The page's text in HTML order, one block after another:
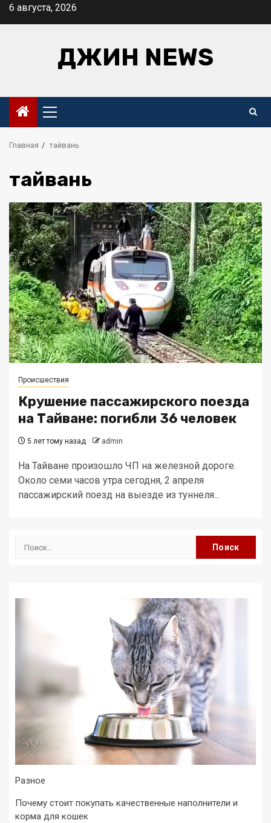
Перейти
6 августа, 2026
ДЖИН NEWS
Основное
меню
Главная тайвань
тайвань
Происшествия
Крушение пассажирского поезда
на Тайване: погибли 36 человек
5 лет тому назад admin
На Тайване произошло ЧП на железной дороге.
Около семи часов утра сегодня, 2 апреля
пассажирский поезд на выезде из туннеля...
Найти:
Разное
Почему стоит покупать качественные наполнители и
корма для кошек